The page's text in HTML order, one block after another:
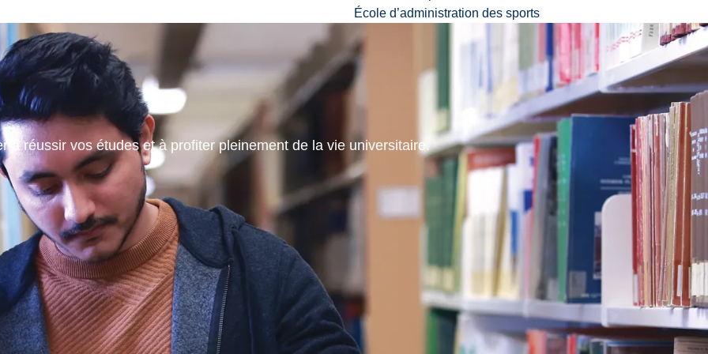
École d’administration des sports
à réussir vos études et à profiter pleinement de la vie universitaire.